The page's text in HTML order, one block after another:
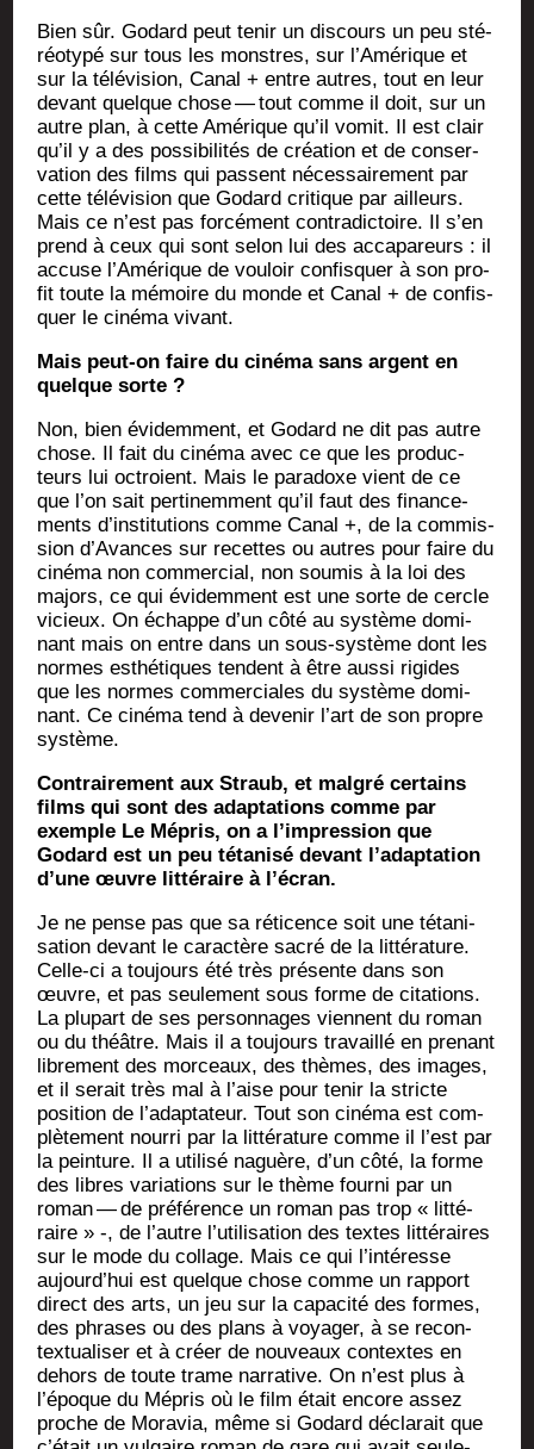
Bien sûr. Godard peut tenir un dis­cours un peu sté­
réo­ty­pé sur tous les monstres, sur l’A­mé­rique et
sur la télé­vi­sion, Canal + entre autres, tout en leur
devant quelque chose — tout comme il doit, sur un
autre plan, à cette Amé­rique qu’il vomit. Il est clair
qu’il y a des pos­si­bi­li­tés de créa­tion et de conser­
va­tion des films qui passent néces­sai­re­ment par
cette télé­vi­sion que Godard cri­tique par ailleurs.
Mais ce n’est pas for­cé­ment contra­dic­toire. Il s’en
prend à ceux qui sont selon lui des acca­pa­reurs : il
accuse l’A­mé­rique de vou­loir confis­quer à son pro­
fit toute la mémoire du monde et Canal + de confis­
quer le ciné­ma vivant.
Mais peut-on faire du ciné­ma sans argent en
quelque sorte ?
Non, bien évi­dem­ment, et Godard ne dit pas autre
chose. Il fait du ciné­ma avec ce que les pro­duc­
teurs lui octroient. Mais le para­doxe vient de ce
que l’on sait per­ti­nem­ment qu’il faut des finan­ce­
ments d’ins­ti­tu­tions comme Canal +, de la com­mis­
sion d’A­vances sur recettes ou autres pour faire du
ciné­ma non com­mer­cial, non sou­mis à la loi des
majors, ce qui évi­dem­ment est une sorte de cercle
vicieux. On échappe d’un côté au sys­tème domi­
nant mais on entre dans un sous-sys­tème dont les
normes esthé­tiques tendent à être aus­si rigides
que les normes com­mer­ciales du sys­tème domi­
nant. Ce ciné­ma tend à deve­nir l’art de son propre
système.
Contrai­re­ment aux Straub, et mal­gré cer­tains
films qui sont des adap­ta­tions comme par
exemple Le Mépris, on a l’im­pres­sion que
Godard est un peu téta­ni­sé devant l’a­dap­ta­tion
d’une œuvre lit­té­raire à l’écran.
Je ne pense pas que sa réti­cence soit une téta­ni­
sa­tion devant le carac­tère sacré de la lit­té­ra­ture.
Celle-ci a tou­jours été très pré­sente dans son
œuvre, et pas seule­ment sous forme de cita­tions.
La plu­part de ses per­son­nages viennent du roman
ou du théâtre. Mais il a tou­jours tra­vaillé en pre­nant
libre­ment des mor­ceaux, des thèmes, des images,
et il serait très mal à l’aise pour tenir la stricte
posi­tion de l’a­dap­ta­teur. Tout son ciné­ma est com­
plè­te­ment nour­ri par la lit­té­ra­ture comme il l’est par
la pein­ture. Il a uti­li­sé naguère, d’un côté, la forme
des libres varia­tions sur le thème four­ni par un
roman — de pré­fé­rence un roman pas trop « lit­té­
raire » -, de l’autre l’u­ti­li­sa­tion des textes lit­té­raires
sur le mode du col­lage. Mais ce qui l’in­té­resse
aujourd’­hui est quelque chose comme un rap­port
direct des arts, un jeu sur la capa­ci­té des formes,
des phrases ou des plans à voya­ger, à se recon­
tex­tua­li­ser et à créer de nou­veaux contextes en
dehors de toute trame nar­ra­tive. On n’est plus à
l’é­poque du Mépris où le film était encore assez
proche de Mora­via, même si Godard décla­rait que